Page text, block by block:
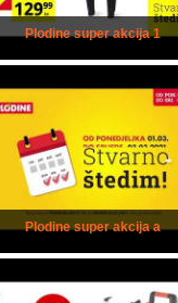
Plodine super akcija 1
Plodine super akcija a